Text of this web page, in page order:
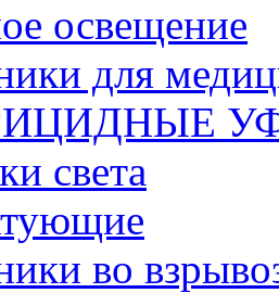
освещение
для
света
во